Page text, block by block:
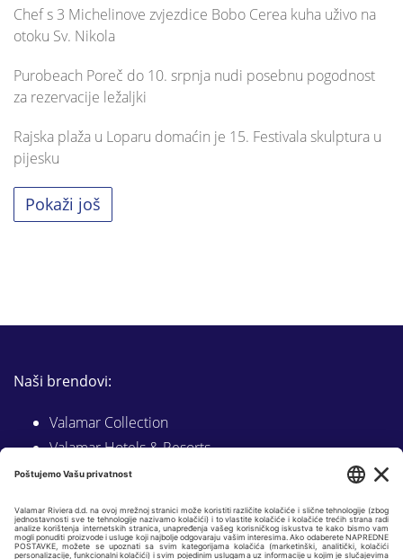
Chef s 3 Michelinove zvjezdice Bobo Cerea kuha uživo na
otoku Sv. Nikola
Purobeach Poreč do 10. srpnja nudi posebnu pogodnost
za rezervacije ležaljki
Rajska plaža u Loparu domaćin je 15. Festivala skulptura u
pijesku
Pokaži još
Naši brendovi:
Valamar Collection
Valamar Hotels & Resorts
[PLACES] by Valamar
Valamar Camping